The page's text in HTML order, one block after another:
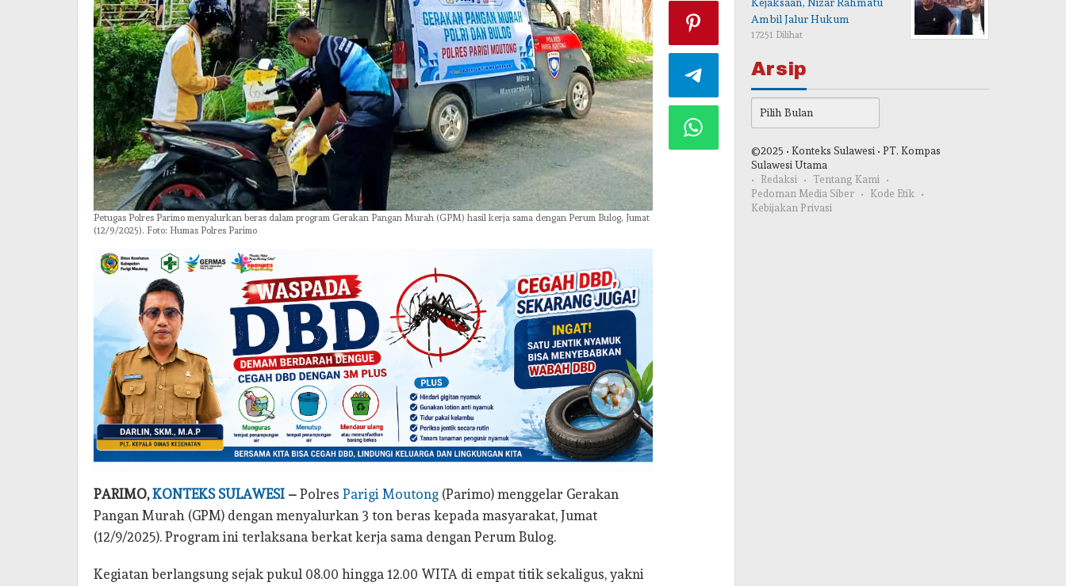
Petugas Polres Parimo menyalurkan beras dalam program Gerakan Pangan Murah (GPM) hasil kerja sama dengan Perum Bulog, Jumat
(12/9/2025). Foto: Humas Polres Parimo
PARIMO,KONTEKS SULAWESI – Polres Parigi Moutong (Parimo) menggelar Gerakan
Pangan Murah (GPM) dengan menyalurkan 3 ton beras kepada masyarakat, Jumat
(12/9/2025). Program ini terlaksana berkat kerja sama dengan Perum Bulog.
Kegiatan berlangsung sejak pukul 08.00 hingga 12.00 WITA di empat titik sekaligus, yakni
Kejaksaan, Nizar Rahmatu
Ambil Jalur Hukum
17251 Dilihat
Arsip
©2025 • Konteks Sulawesi • PT. Kompas
Sulawesi Utama
Redaksi
Tentang Kami
Pedoman Media Siber
Kode Etik
Kebijakan Privasi